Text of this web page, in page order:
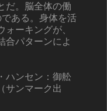
だ。脳全体の働
ある。身体を活
ーキングが、
合パターンによ
ハンセン：御舩
サンマーク出